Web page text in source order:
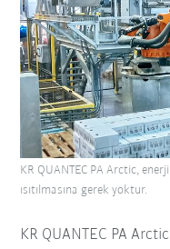
KR QUANTEC PA
KR QUANTEC PA Arctic,
ısıtılmasına gerek yoktur.